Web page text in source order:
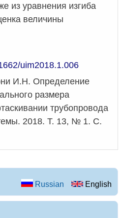
из уравнения изгиба
величины
uim2018.1.006
И.Н. Определение
размера
трубопровода
2018. Т. 13, № 1. С.
Russian English